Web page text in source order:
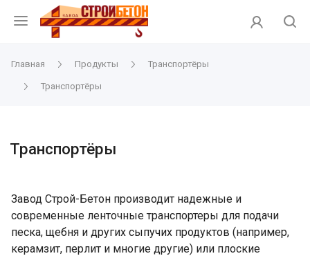
Главная Продукты Транспортёры
Транспортёры
Транспортёры
Завод Строй-Бетон производит надежные и
современные ленточные транспортеры для подачи
песка, щебня и других сыпучих продуктов (например,
керамзит, перлит и многие другие) или плоские